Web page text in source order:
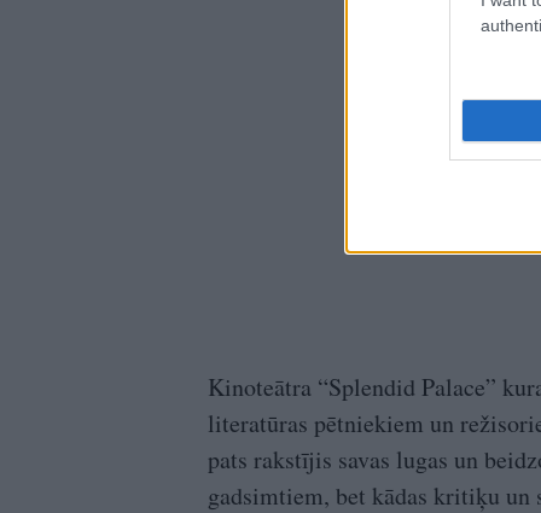
Kinoteātra “Splendid Palace”
literatūras pētniekiem un
pats rakstījis savas lugas un
gadsimtiem, bet kādas kritiķu